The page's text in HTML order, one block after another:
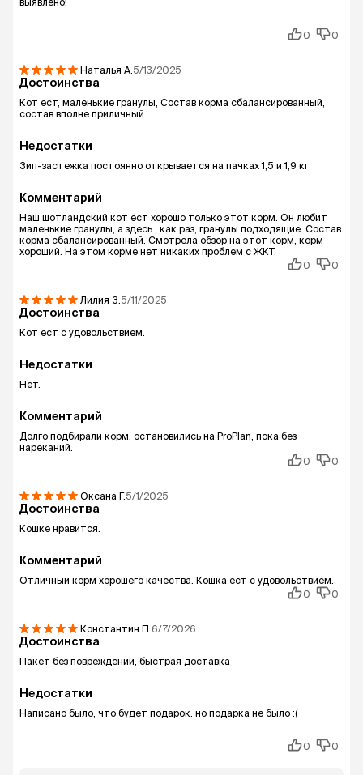
0 0
Наталья А. 5/13/2025
Достоинства
Кот ест, маленькие гранулы, Состав корма сбалансированный,
состав вполне приличный.
Недостатки
Зип-застежка постоянно открывается на пачках 1,5 и 1,9 кг
Комментарий
Наш шотландский кот ест хорошо только этот корм. Он любит
маленькие гранулы, а здесь , как раз, гранулы подходящие. Состав
корма сбалансированный. Смотрела обзор на этот корм, корм
хороший. На этом корме нет никаких проблем с ЖКТ.
0
0
Лилия З. 5/11/2025
Достоинства
Кот ест с удовольствием.
Недостатки
Нет.
Комментарий
Долго подбирали корм, остановились на ProPlan, пока без
нареканий.
0
0
Оксана Г.5/1/2025
Достоинства
Кошке нравится.
Комментарий
Отличный корм хорошего качества. Кошка ест с удовольствием.
0
0
Константин П. 6/7/2026
Достоинства
Пакет без повреждений, быстрая доставка
Недостатки
Написано было, что будет подарок. но подарка не было :(
0 0